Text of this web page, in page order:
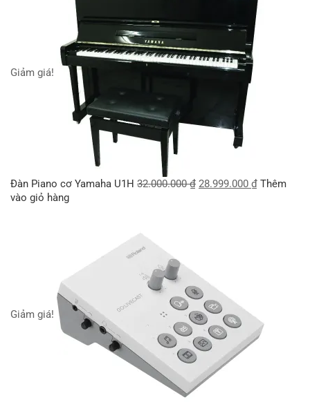
Giảm giá!
Đàn Piano cơ Yamaha U1H 32.000.000₫ 28.999.000 ₫ Thêm
vào giỏ hàng
Giảm giá!